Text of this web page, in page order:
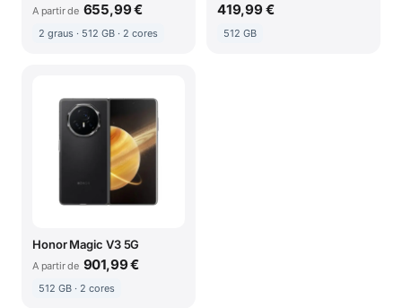
A partir de 655,99 €
2 graus · 512 GB · 2 cores
419,99 €
512 GB
Honor Magic V3 5G
A partir de 901,99 €
512 GB · 2 cores